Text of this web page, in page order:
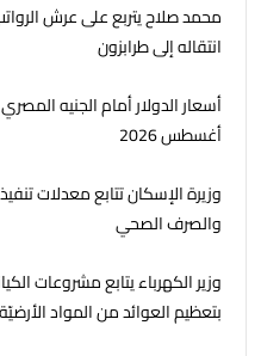
محمد صلاح يتربع على عرش
انتقاله إلى طرابزون
أغسطس 2026
وزيرة الإسكان تتابع معدلات
والصرف الصحي
وزير الكهرباء يتابع مشروعات
بتعظيم العوائد من المواد